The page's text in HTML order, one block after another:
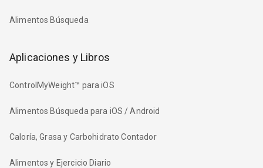
Alimentos Búsqueda
Aplicaciones y Libros
ControlMyWeight™ para iOS
Alimentos Búsqueda para iOS / Android
Caloría, Grasa y Carbohidrato Contador
Alimentos y Ejercicio Diario